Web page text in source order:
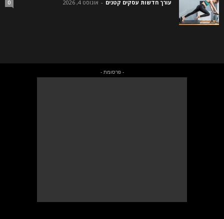
עורך חדשות עסקים קטנים - אוגוסט 4, 2026 0
- פרסומת -